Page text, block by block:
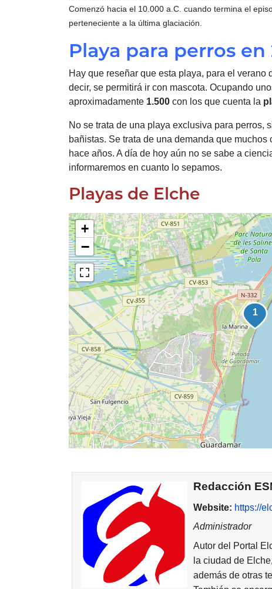
Comenzó hacia el 10.000 a.C. cuando termina el
perteneciente a la última glaciación.
Playa para perros en
Hay que reseñar que esta playa, para el verano
decir, se permitirá ir con mascota. Ocupando
aproximadamente 1.500 con los que cuenta la
No se trata de una playa exclusiva para perros,
bañistas. Se trata de una demanda que
hace años. A día de hoy aún no se sabe a
informaremos en cuanto lo sepamos.
Playas de Elche
+
−
Redacción
Website: https://
Administrador
Autor del Portal
la ciudad de
además de otras